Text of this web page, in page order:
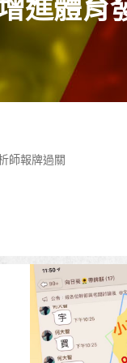
進體育
師報牌過關